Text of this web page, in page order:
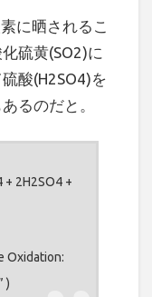
に晒されるこ
硫黄(SO2)に
酸(H2SO4)を
るのだと。
+ 2H2SO4 +
Oxidation:
)